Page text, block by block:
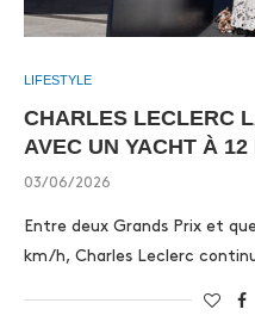
LIFESTYLE
CHARLES LECLERC
AVEC UN YACHT À 12
03/06/2026
Entre deux Grands Prix et
km/h, Charles Leclerc